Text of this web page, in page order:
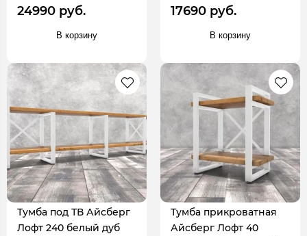
24990 руб.
В корзину
17690 руб.
В корзину
Тумба под ТВ Айсберг
Лофт 240 белый дуб
Тумба прикроватная
Айсберг Лофт 40